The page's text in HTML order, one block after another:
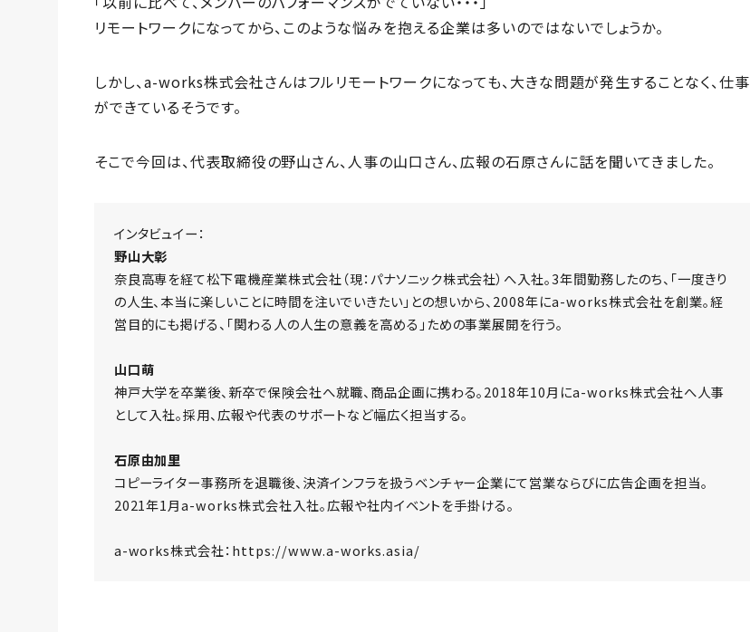
リモートワークになってから、このような悩みを抱える企業は多いのではないでしょうか。
しかし、a-works株式会社さんはフルリモートワークになっても、大きな問題が発生することなく、仕事
ができているそうです。
そこで今回は、代表取締役の野山さん、人事の山口さん、広報の石原さんに話を聞いてきました。
インタビュイー：
野山大彰
奈良高専を経て松下電機産業株式会社（現：パナソニック株式会社）へ入社。3年間勤務したのち、「一度きり
の人生、本当に楽しいことに時間を注いでいきたい」との想いから、2008年にa-works株式会社を創業。経
営目的にも掲げる、「関わる人の人生の意義を高める」ための事業展開を行う。
山口萌
神戸大学を卒業後、新卒で保険会社へ就職、商品企画に携わる。2018年10月にa-works株式会社へ人事
として入社。採用、広報や代表のサポートなど幅広く担当する。
石原由加里
コピーライター事務所を退職後、決済インフラを扱うベンチャー企業にて営業ならびに広告企画を担当。
2021年1月a-works株式会社入社。広報や社内イベントを手掛ける。
a-works株式会社： https://www.a-works.asia/